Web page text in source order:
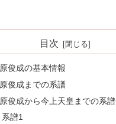
目次
俊成の基本情報
俊成までの系譜
俊成から今上天皇までの系譜
系譜1